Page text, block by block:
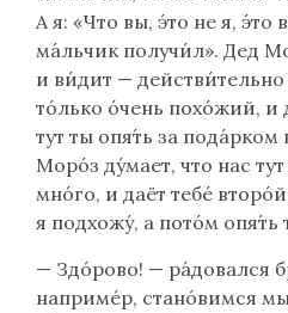
А я: «Что вы, э́то не я, э́то
ма́льчик получи́л». Дед
и ви́дит —
то́лько о́чень похо́жий, и
тут ты опя́ть за
Моро́з ду́мает, что нас
мно́го, и даёт тебе́
я подхожу́, а пото́м опя́ть
— Здо́рово! — ра́довался
наприме́р, стано́вимся